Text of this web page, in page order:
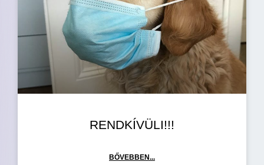
RENDKÍVÜLI!!!
BŐVEBBEN...